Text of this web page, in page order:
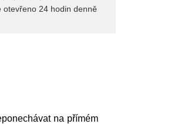
otevřeno 24 hodin denně
na přímém